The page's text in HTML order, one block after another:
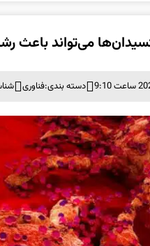
می‌تواند باعث
دسته بندی:فناوری